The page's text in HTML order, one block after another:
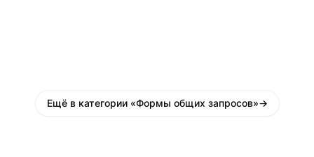
Ещё в категории «Формы общих запросов»→